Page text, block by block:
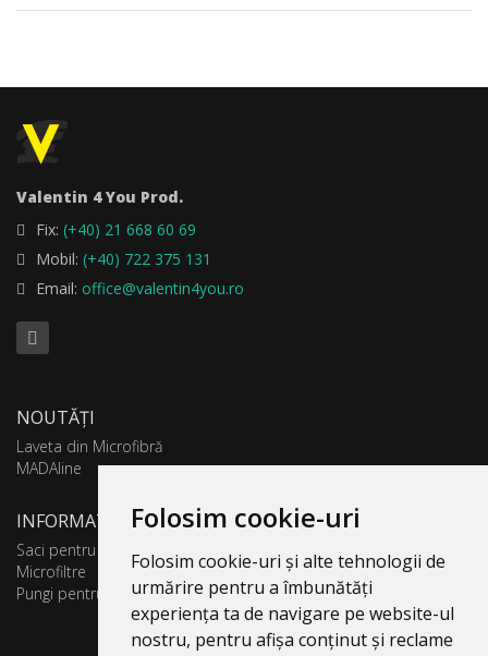
Folosim cookie-uri
Folosim cookie-uri și alte tehnologii de
urmărire pentru a îmbunătăți
experiența ta de navigare pe website-ul
nostru, pentru afișa conținut și reclame
Valentin 4 You Prod.
Fix: (+40) 21 668 60 69
Mobil: (+40) 722 375 131
Email: office@valentin4you.ro
NOUTĂȚI
Laveta din Microfibră
MADAline
INFORMATII PRODUSE
Saci pentru aspirator
Microfiltre
Pungi pentru colectare praf